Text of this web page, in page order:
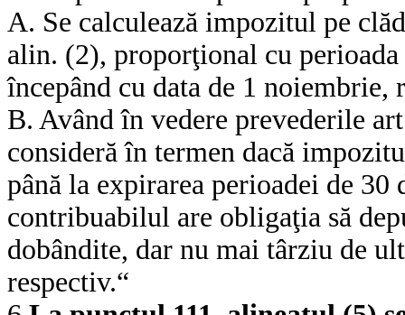
A. Se calculează impozitul pe
alin. (2), proporţional cu
începând cu data de 1
B. Având în vedere prevederile
consideră în termen dacă
până la expirarea perioadei de
contribuabilul are obligaţia să
dobândite, dar nu mai târziu de
respectiv.“